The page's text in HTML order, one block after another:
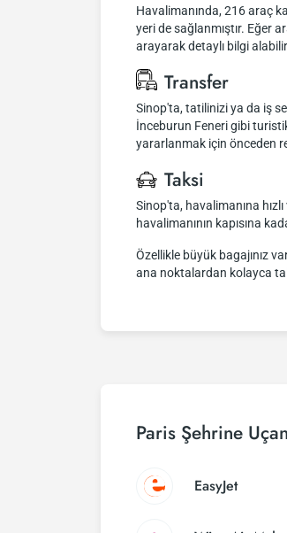
Havalimanında, 216 araç
yeri de sağlanmıştır. Eğer
arayarak detaylı bilgi
Transfer
Sinop'ta, tatilinizi ya da iş
İnceburun Feneri gibi
yararlanmak için önceden
Taksi
Sinop'ta, havalimanına
havalimanının kapısına
Özellikle büyük bagajınız
ana noktalardan kolayca
Paris Şehrine
EasyJet